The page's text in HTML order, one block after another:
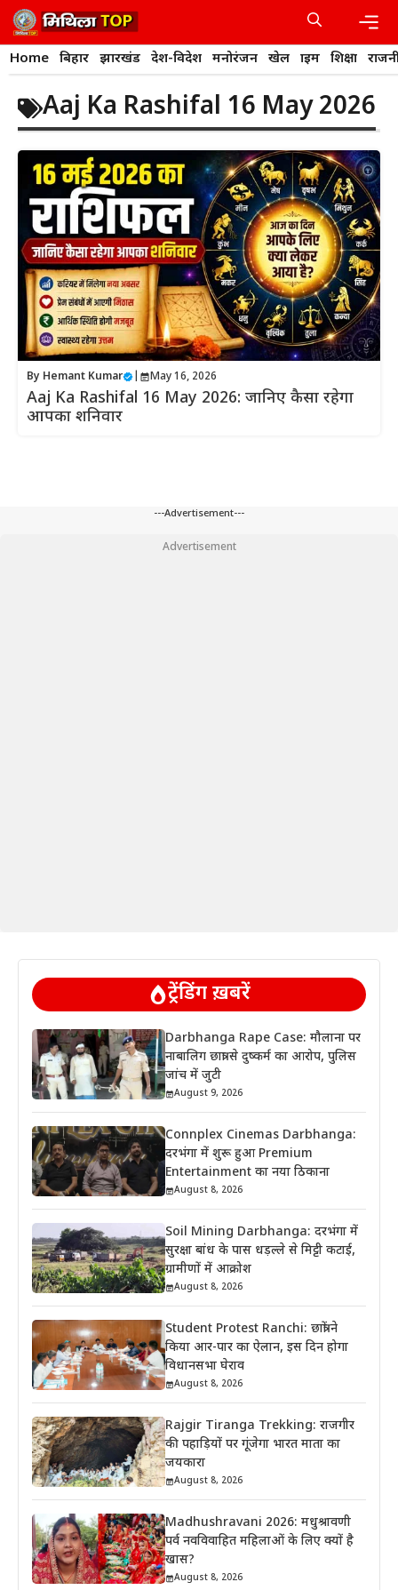
Skip
to
content
Home बिहार झारखंड देश-विदेश मनोरंजन खेल क्राइम शिक्षा
Aaj Ka Rashifal 16 May 2026
By Hemant Kumar May 16, 2026
Aaj Ka Rashifal 16 May 2026: जानिए कैसा रहेगा
आपका शनिवार
---Advertisement---
Advertisement
ट्रेंडिंग ख़बरें
Darbhanga Rape Case: मौलाना पर
नाबालिग छात्रा से दुष्कर्म का आरोप, पुलिस
जांच में जुटी
August 9, 2026
Connplex Cinemas Darbhanga:
दरभंगा में शुरू हुआ Premium
Entertainment का नया ठिकाना
August 8, 2026
Soil Mining Darbhanga: दरभंगा में
सुरक्षा बांध के पास धड़ल्ले से मिट्टी कटाई,
ग्रामीणों में आक्रोश
August 8, 2026
Student Protest Ranchi: छात्रों ने
किया आर-पार का ऐलान, इस दिन होगा
विधानसभा घेराव
August 8, 2026
Rajgir Tiranga Trekking: राजगीर
की पहाड़ियों पर गूंजेगा भारत माता का
जयकारा
August 8, 2026
Madhushravani 2026: मधुश्रावणी
पर्व नवविवाहित महिलाओं के लिए क्यों है
खास?
August 8, 2026